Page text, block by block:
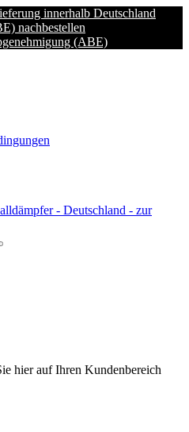
innerhalb Deutschland
nachbestellen
(ABE)
hier auf Ihren Kundenbereich